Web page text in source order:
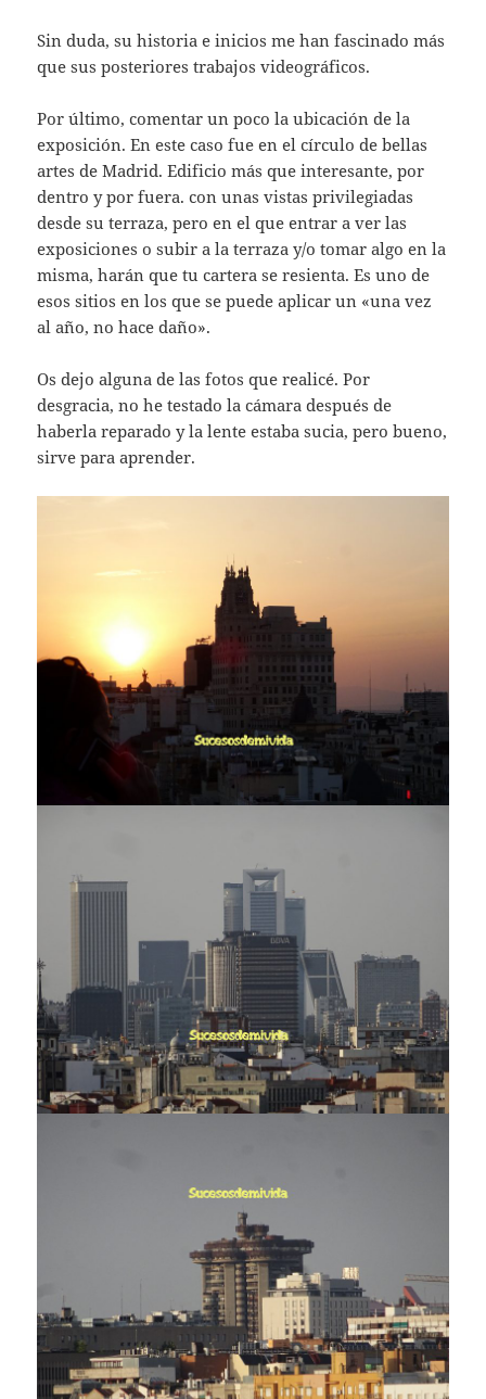
Sin duda, su historia e inicios me han fascinado más
que sus posteriores trabajos videográficos.
Por último, comentar un poco la ubicación de la
exposición. En este caso fue en el círculo de bellas
artes de Madrid. Edificio más que interesante, por
dentro y por fuera. con unas vistas privilegiadas
desde su terraza, pero en el que entrar a ver las
exposiciones o subir a la terraza y/o tomar algo en la
misma, harán que tu cartera se resienta. Es uno de
esos sitios en los que se puede aplicar un «una vez
al año, no hace daño».
Os dejo alguna de las fotos que realicé. Por
desgracia, no he testado la cámara después de
haberla reparado y la lente estaba sucia, pero bueno,
sirve para aprender.